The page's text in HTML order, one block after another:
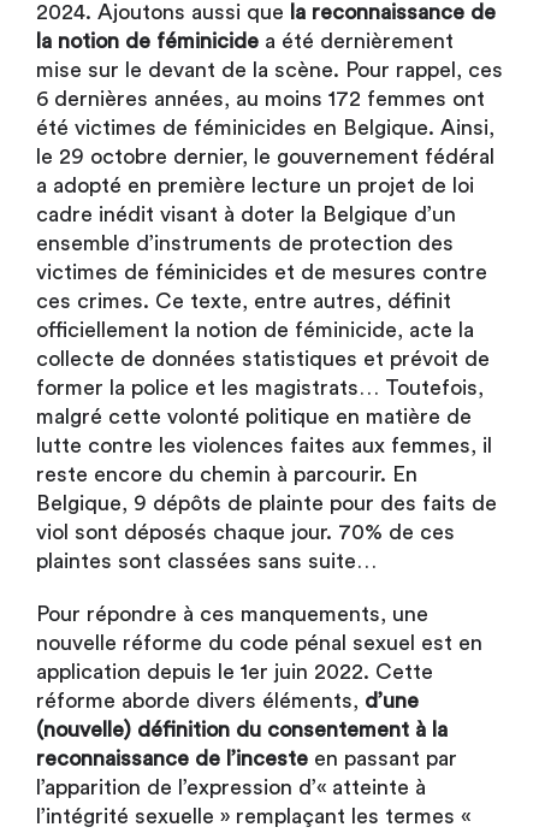
2024. Ajoutons aussi que
la reconnaissance de
la notion de féminicide a été dernièrement
mise sur le devant de la scène. Pour rappel, ces
6 dernières années, au moins 172 femmes ont
été victimes de féminicides en Belgique. Ainsi,
le 29 octobre dernier, le gouvernement fédéral
a adopté en première lecture un projet de loi
cadre inédit visant à doter la Belgique d’un
ensemble d’instruments de protection des
victimes de féminicides et de mesures contre
ces crimes. Ce texte, entre autres, définit
officiellement la notion de féminicide, acte la
collecte de données statistiques et prévoit de
former la police et les magistrats… Toutefois,
malgré cette volonté politique en matière de
lutte contre les violences faites aux femmes, il
reste encore du chemin à parcourir. En
Belgique, 9 dépôts de plainte pour des faits de
viol sont déposés chaque jour. 70% de ces
plaintes sont classées sans suite…
Pour répondre à ces manquements, une
nouvelle réforme du code pénal sexuel est en
application depuis le 1er juin 2022. Cette
réforme aborde divers éléments, d’une
(nouvelle) définition du consentement à la
reconnaissance de l’inceste en passant par
l’apparition de l’expression d’« atteinte à
l’intégrité sexuelle » remplaçant les termes «